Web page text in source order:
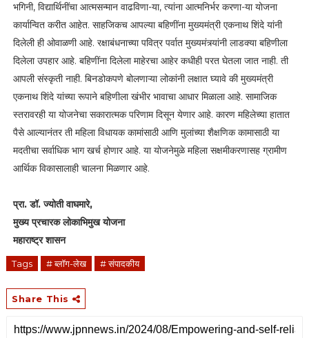
भगिनी, विद्यार्थिनींचा आत्मसन्मान वाढविणा-या, त्यांना आत्मनिर्भर करणा-या योजना
कार्यान्वित करीत आहेत. साहजिकच आपल्या बहिणींना मुख्यमंत्री एकनाथ शिंदे यांनी
दिलेली ही ओवाळणी आहे. रक्षाबंधनाच्या पवित्र पर्वात मुख्यमंत्र्यांनी लाडक्या बहिणीला
दिलेला उपहार आहे. बहिणींना दिलेला माहेरचा आहेर कधीही परत घेतला जात नाही. ती
आपली संस्कृती नाही. बिनडोकपणे बोलणाऱ्या लोकांनी लक्षात घ्यावे की मुख्यमंत्री
एकनाथ शिंदे यांच्या रूपाने बहिणीला खंभीर भावाचा आधार मिळाला आहे. सामाजिक
स्तरावरही या योजनेचा सकारात्मक परिणाम दिसून येणार आहे. कारण महिलेच्या हातात
पैसे आल्यानंतर ती महिला विधायक कामांसाठी आणि मुलांच्या शैक्षणिक कामासाठी या
मदतीचा सर्वाधिक भाग खर्च होणार आहे. या योजनेमुळे महिला सक्षमीकरणासह ग्रामीण
आर्थिक विकासालाही चालना मिळणार आहे.
प्रा. डॉ. ज्योती वाघमारे,
मुख्य प्रचारक लोकाभिमुख योजना
महाराष्ट्र शासन
Tags # ब्लॉग-लेख # संपादकीय
Share This